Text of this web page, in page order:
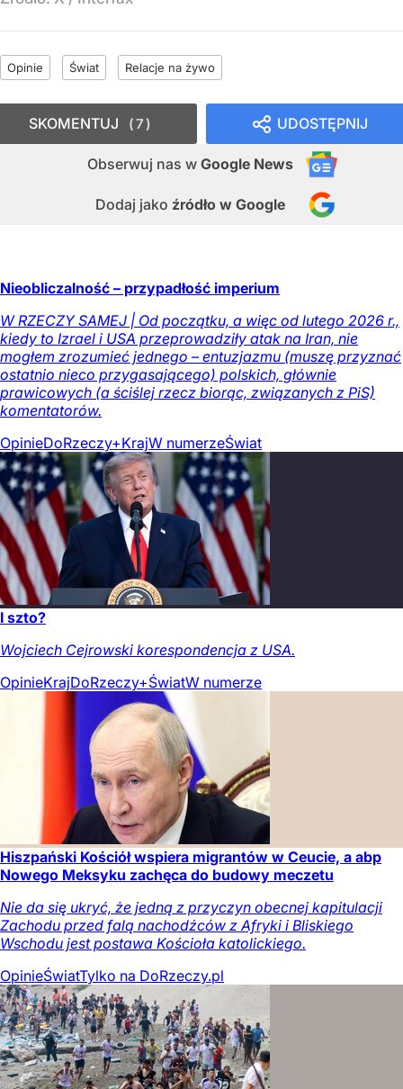
Opinie Świat Relacje na żywo
UDOSTĘPNIJ
Obserwuj nas w Google News
Dodaj jako źródło w Google
SKOMENTUJ 7
Nieobliczalność – przypadłość imperium
W RZECZY SAMEJ | Od początku, a więc od lutego 2026 r.,
kiedy to Izrael i USA przeprowadziły atak na Iran, nie
mogłem zrozumieć jednego – entuzjazmu (muszę przyznać
ostatnio nieco przygasającego) polskich, głównie
prawicowych (a ściślej rzecz biorąc, związanych z PiS)
komentatorów.
OpinieDoRzeczy+KrajW numerzeŚwiat
I szto?
Wojciech Cejrowski korespondencja z USA.
OpinieKrajDoRzeczy+ŚwiatW numerze
Hiszpański Kościół wspiera migrantów w Ceucie, a abp
Nowego Meksyku zachęca do budowy meczetu
Nie da się ukryć, że jedną z przyczyn obecnej kapitulacji
Zachodu przed falą nachodźców z Afryki i Bliskiego
Wschodu jest postawa Kościoła katolickiego.
OpinieŚwiatTylko na DoRzeczy.pl